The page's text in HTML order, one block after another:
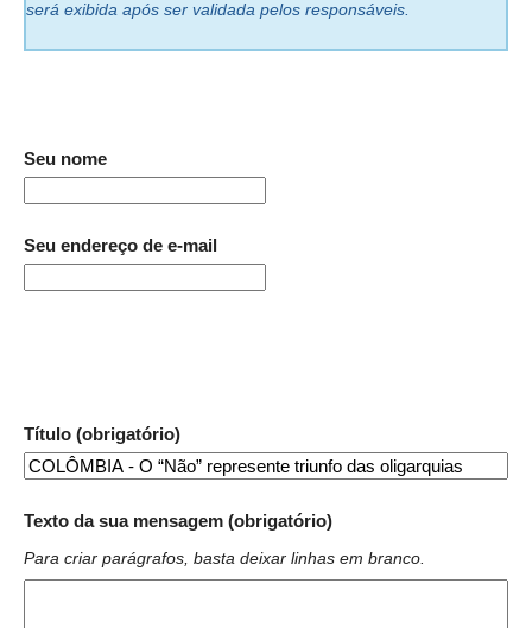
será exibida após ser validada pelos responsáveis.
Seu nome
Seu endereço de e-mail
Título (obrigatório)
Texto da sua mensagem (obrigatório)
Para criar parágrafos, basta deixar linhas em branco.